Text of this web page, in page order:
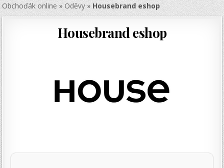
Obchoďák online»Oděvy»Housebrand eshop
Housebrand eshop